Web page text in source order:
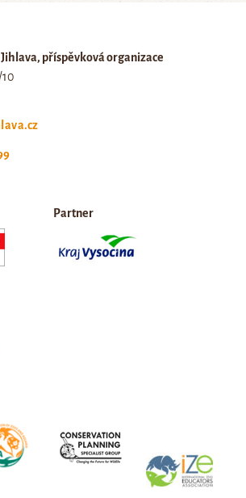
příspěvková organizace
Partner